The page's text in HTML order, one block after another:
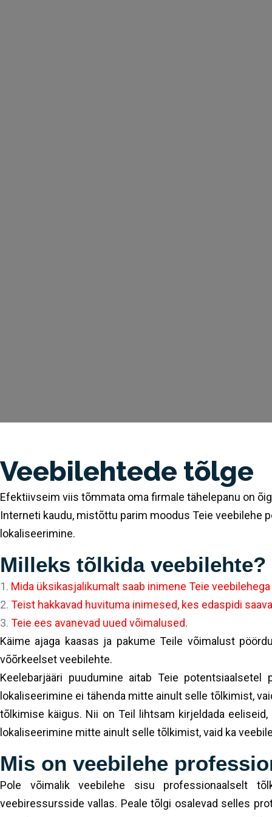
Veebilehtede tõlge
Efektiivseim viis tõmmata oma firmale tähelepanu on
Interneti kaudu, mistõttu parim moodus Teie
lokaliseerimine.
Milleks tõlkida
Mida üksikasjalikumalt saab inimene Teie
Teist hakkavad huvituma inimesed, kes edaspidi
Teie ees avanevad uued võimalused.
Käime ajaga kaasas ja pakume Teile võimalust
võõrkeelset veebilehte.
Keelebarjääri puudumine aitab Teie
lokaliseerimine ei tähenda mitte ainult selle tõlkimist,
tõlkimise käigus. Nii on Teil lihtsam kirjeldada
lokaliseerimine mitte ainult selle tõlkimist, vaid ka
Mis on veebilehe
Pole võimalik veebilehe sisu professionaalselt
veebiressursside vallas. Peale tõlgi osalevad selles